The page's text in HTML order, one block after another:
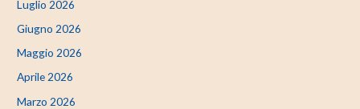
Luglio 2026
Giugno 2026
Maggio 2026
Aprile 2026
Marzo 2026